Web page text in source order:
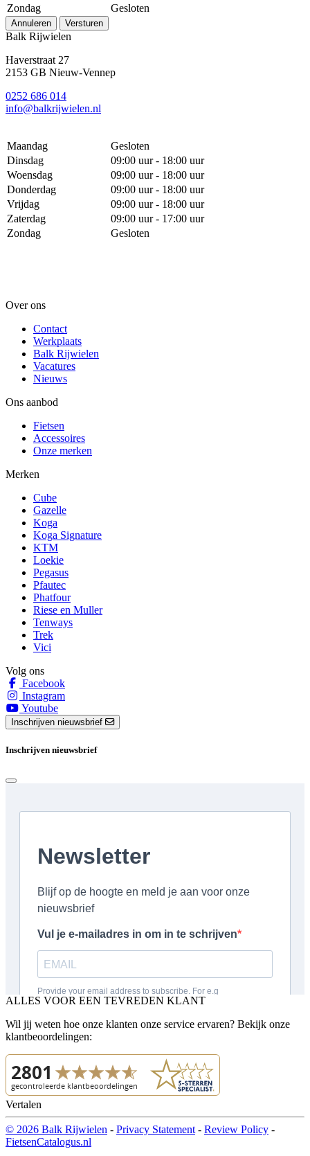
Zondag
Gesloten
Annuleren Versturen
Balk Rijwielen
Haverstraat 27
2153 GB Nieuw-Vennep
0252 686 014
info@balkrijwielen.nl
Maandag
Gesloten
Dinsdag
09:00 uur - 18:00 uur
Woensdag
09:00 uur - 18:00 uur
Donderdag
09:00 uur - 18:00 uur
Vrijdag
09:00 uur - 18:00 uur
Zaterdag
09:00 uur - 17:00 uur
Zondag
Gesloten
Over ons
Contact
Werkplaats
Balk Rijwielen
Vacatures
Nieuws
Ons aanbod
Fietsen
Accessoires
Onze merken
Merken
Cube
Gazelle
Koga
Koga Signature
KTM
Loekie
Pegasus
Pfautec
Phatfour
Riese en Muller
Tenways
Trek
Vici
Volg ons
Facebook
Instagram
Youtube
Inschrijven nieuwsbrief
Inschrijven nieuwsbrief
ALLES VOOR EEN TEVREDEN KLANT
Wil jij weten hoe onze klanten onze service ervaren? Bekijk onze
klantbeoordelingen:
Vertalen
© 2026 Balk Rijwielen - Privacy Statement - Review Policy -
FietsenCatalogus.nl